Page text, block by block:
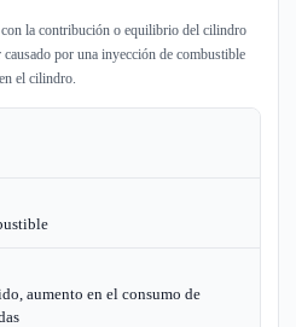
la contribución o equilibrio del cilindro
por una inyección de combustible
el cilindro.
aumento en el consumo de